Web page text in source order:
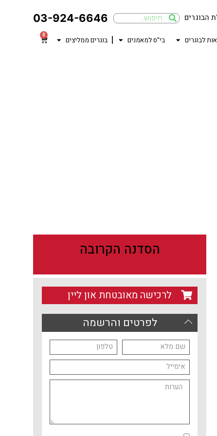
הבוגרים 03-924-6646
לבוגרים בי"ס למאמנים בוגרים ממליצים
0
הסדנה הקרובה
לרכישה מאובטחת און ליין
לפרטים והרשמה